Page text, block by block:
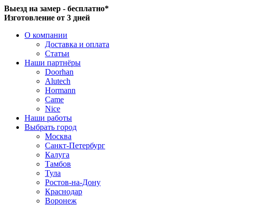
Выезд на замер - бесплатно*
Изготовление от 3 дней
О компании
Доставка и оплата
Статьи
Наши партнёры
Doorhan
Alutech
Hormann
Came
Nice
Наши работы
Выбрать город
Москва
Санкт-Петербург
Калуга
Тамбов
Тула
Ростов-на-Дону
Краснодар
Воронеж